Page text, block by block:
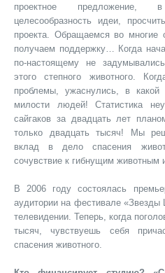
проектное предложение,
целесообразность идеи,
проекта. Обращаемся во многие
получаем поддержку… Когда
по-настоящему не
этого степного животного.
проблемы, ужаснулись, в какой
милости людей! Статистика
сайгаков за двадцать лет
только двадцать тысяч! Мы
вклад в дело спасения
сочувствие к гибнущим животным
В 2006 году состоялась
аудитории на фестивале
телевидении. Теперь, когда
тысяч, чувствуешь себя
спасения животного.